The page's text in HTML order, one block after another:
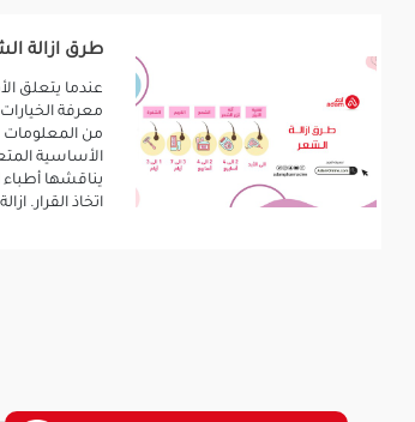
طرق ازالة
عندما يتعلق
معرفة
من المعلومات
الأساسية
يناقشها
اتخاذ القرار.